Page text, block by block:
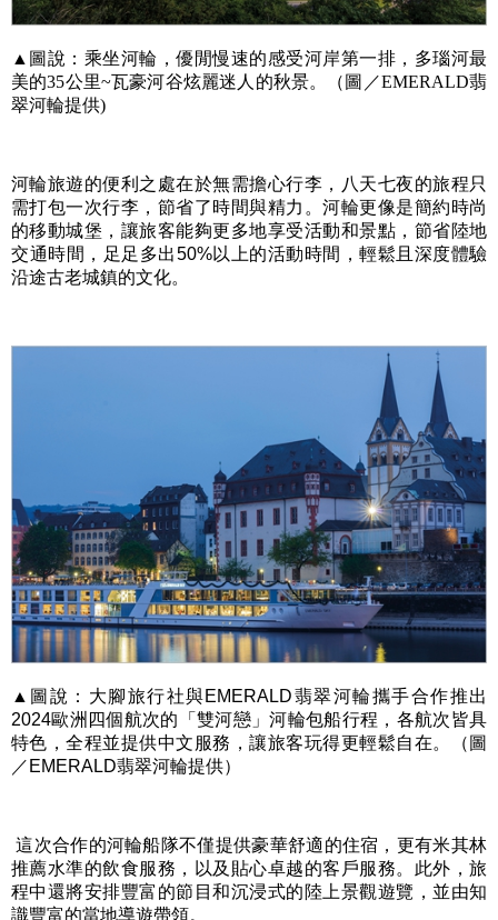
▲圖說：乘坐河輪，優閒慢速的感受河岸第一排，多瑙河最
美的35公里~瓦豪河谷炫麗迷人的秋景。（圖／EMERALD翡
翠河輪提供)
河輪旅遊的便利之處在於無需擔心行李，八天七夜的旅程只
需打包一次行李，節省了時間與精力。河輪更像是簡約時尚
的移動城堡，讓旅客能夠更多地享受活動和景點，節省陸地
交通時間，足足多出50%以上的活動時間，輕鬆且深度體驗
沿途古老城鎮的文化。
▲圖說：大腳旅行社與EMERALD翡翠河輪攜手合作推出
2024歐洲四個航次的「雙河戀」河輪包船行程，各航次皆具
特色，全程並提供中文服務，讓旅客玩得更輕鬆自在。（圖
／EMERALD翡翠河輪提供）
這次合作的河輪船隊不僅提供豪華舒適的住宿，更有米其林
推薦水準的飲食服務，以及貼心卓越的客戶服務。此外，旅
程中還將安排豐富的節目和沉浸式的陸上景觀遊覽，並由知
識豐富的當地導遊帶領。